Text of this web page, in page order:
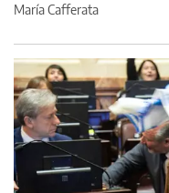
María Cafferata